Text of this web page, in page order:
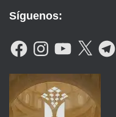
Síguenos:
F
A
B
K
N
A
G
R
M
Y
O
U
B
E
X
T
E
G